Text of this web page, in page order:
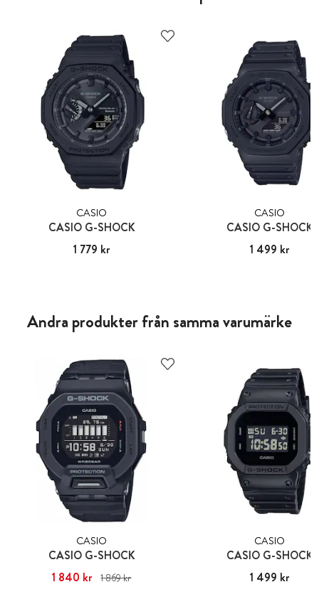
CASIO
CASIO G-SHOCK
Pris :1 779 kr
1 779 kr
CASIO
CASIO G-SHOCK
Pris :1 499 kr
1 499 kr
Andra produkter från samma varumärke
CASIO
CASIO G-SHOCK
Nuvarande pris:1 840 krTidigare
1 840 kr 1 869 kr
CASIO
CASIO G-SHOCK
Pris :1 499 kr
1 499 kr